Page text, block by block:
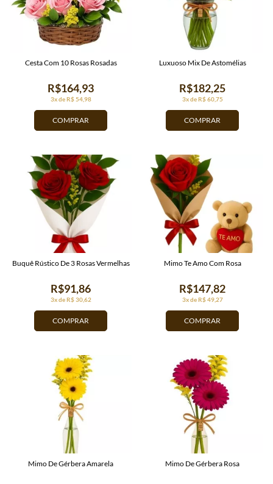
COMPRAR
3x de R$ 54,98
R$164,93
Cesta Com 10 Rosas Rosadas
COMPRAR
3x de R$ 60,75
R$182,25
Luxuoso Mix De Astomélias
COMPRAR
3x de R$ 30,62
R$91,86
Buquê Rústico De 3 Rosas Vermelhas
COMPRAR
3x de R$ 49,27
R$147,82
Mimo Te Amo Com Rosa
Mimo De Gérbera Amarela Mimo De Gérbera Rosa